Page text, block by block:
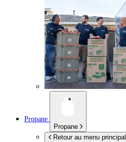
Propane
Propane
Retour au menu principal